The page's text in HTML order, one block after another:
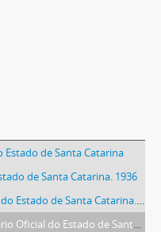
Estado de Santa Catarina
de Santa Catarina. 1936
de Santa Catarina. Dezembro de 1936
Santa Catarina. Ano 3. N° 798 de 01/12/1936